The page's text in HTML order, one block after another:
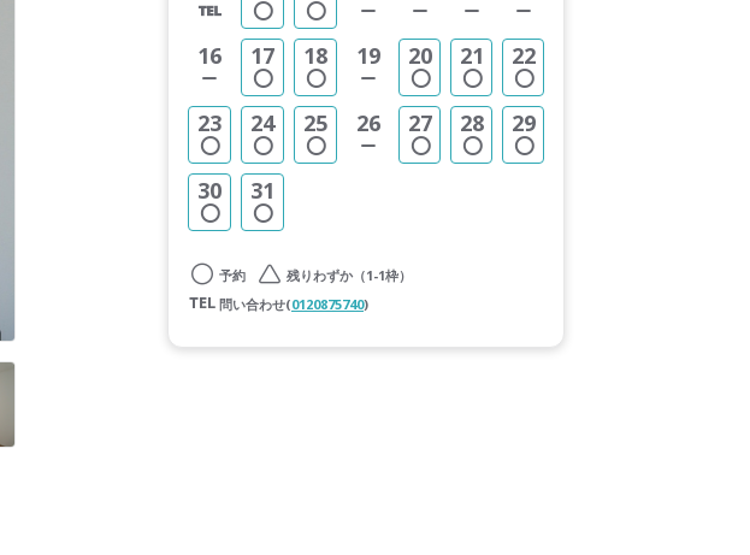
16 17 18 19 20 21 22
23 24 25 26 27 28 29
30 31
予約
残りわずか（1-1枠）
問い合わせ(0120875740)